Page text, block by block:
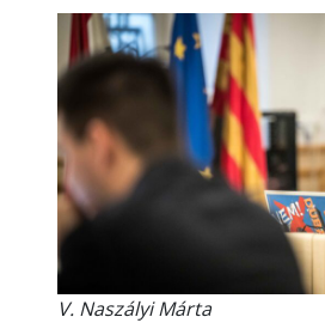
V. Naszályi Márta